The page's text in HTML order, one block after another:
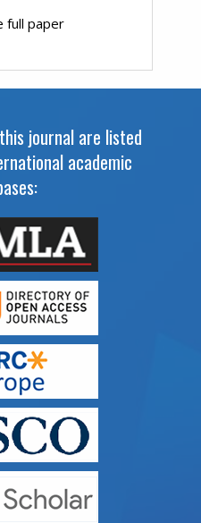
full paper
journal are listed
academic